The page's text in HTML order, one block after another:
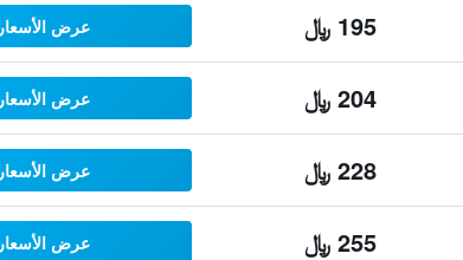
195 ﷼ عرض الأسعار
204 ﷼ عرض الأسعار
228 ﷼ عرض الأسعار
255 ﷼ عرض الأسعار